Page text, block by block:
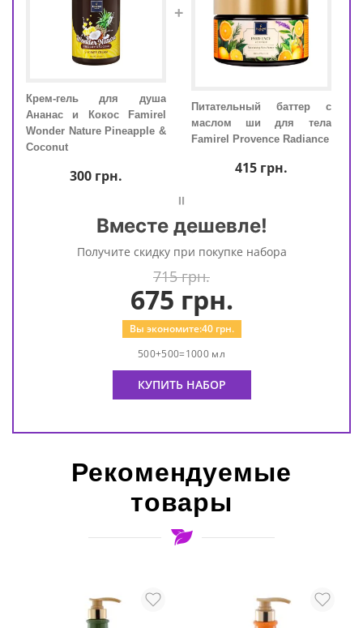
Крем-гель для душа
Ананас и Кокос Famirel
Wonder Nature Pineapple &
Coconut
300грн.
+
Питательный баттер с
маслом ши для тела
Famirel Provence Radiance
415грн.
=
Вместе дешевле!
Получите скидку при покупке набора
715 грн.
675 грн.
Вы экономите:40грн.
500+500=1000 мл
КУПИТЬ НАБОР
Рекомендуемые
товары